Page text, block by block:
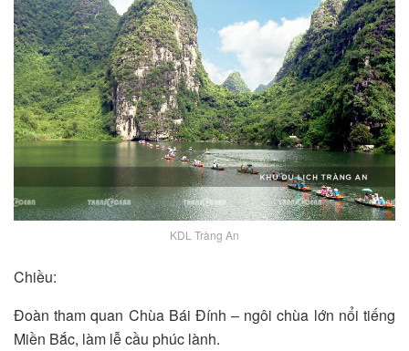
KDL Tràng An
Chiều:
Đoàn tham quan Chùa Bái Đính – ngôi chùa lớn nổi tiếng
Miền Bắc, làm lễ cầu phúc lành.